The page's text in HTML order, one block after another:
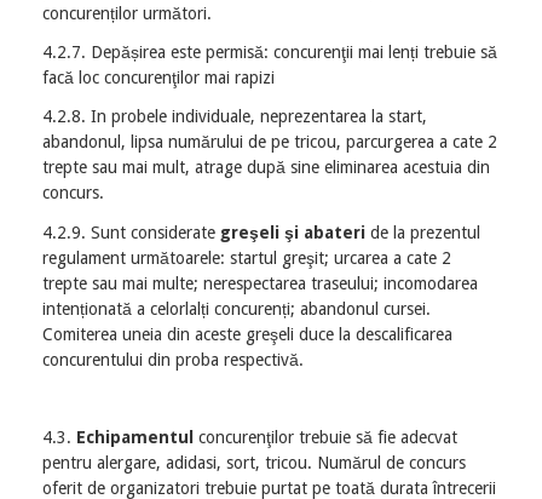
concurenților următori.
4.2.7. Depășirea este permisă: concurenţii mai lenți trebuie să
facă loc concurenţilor mai rapizi
4.2.8. In probele individuale, neprezentarea la start,
abandonul, lipsa numărului de pe tricou, parcurgerea a cate 2
trepte sau mai mult, atrage după sine eliminarea acestuia din
concurs.
4.2.9. Sunt considerate greşeli şi abateri de la prezentul
regulament următoarele: startul greşit; urcarea a cate 2
trepte sau mai multe; nerespectarea traseului; incomodarea
intenționată a celorlalți concurenți; abandonul cursei.
Comiterea uneia din aceste greşeli duce la descalificarea
concurentului din proba respectivă.
4.3. Echipamentul concurenţilor trebuie să fie adecvat
pentru alergare, adidasi, sort, tricou. Numărul de concurs
oferit de organizatori trebuie purtat pe toată durata întrecerii